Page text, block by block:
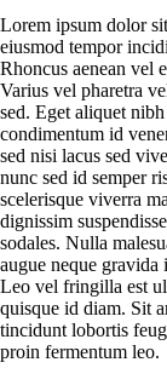
Lorem ipsum dolor
eiusmod tempor
Rhoncus aenean vel
Varius vel pharetra
sed. Eget aliquet
condimentum id
sed nisi lacus sed
nunc sed id semper
scelerisque viverra
dignissim
sodales. Nulla
augue neque gravida
Leo vel fringilla est
quisque id diam. Sit
tincidunt lobortis
proin fermentum leo.